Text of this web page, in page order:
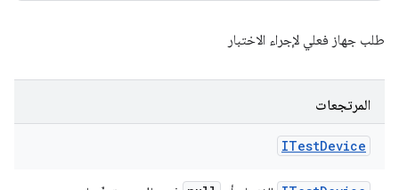
طلب جهاز فعلي لإجراء الاختبار
المرتجعات
ITestDevice